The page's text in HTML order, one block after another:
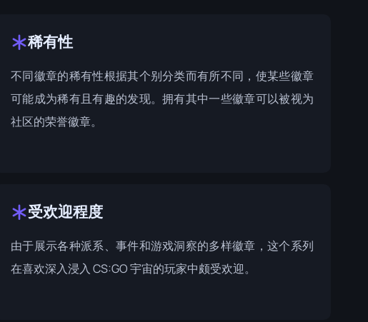
稀有性
不同徽章的稀有性根据其个别分类而有所不同，使某些徽章
可能成为稀有且有趣的发现。拥有其中一些徽章可以被视为
社区的荣誉徽章。
受欢迎程度
由于展示各种派系、事件和游戏洞察的多样徽章，这个系列
在喜欢深入浸入 CS:GO 宇宙的玩家中颇受欢迎。